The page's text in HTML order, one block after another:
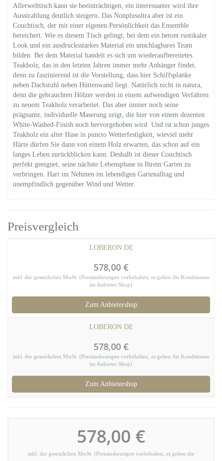
Allerwelttisch kann sie beeinträchtigen, ein interessanter wird ihre
Ausstrahlung deutlich steigern. Das Nonplusultra aber ist ein
Couchtisch, der mit einer eigenen Persönlichkeit das Ensemble
bereichert. Wie es diesem Tisch gelingt, bei dem ein betont rustikaler
Look und ein ausdrucksstarkes Material ein unschlagbares Team
bilden. Bei dem Material handelt es sich um wiederaufbereitetes
Teakholz, das in den letzten Jahren immer mehr Anhänger findet,
denn zu faszinierend ist die Vorstellung, dass hier Schiffsplanke
neben Dachstuhl neben Hüttenwand liegt. Natürlich nicht in natura,
denn die gebrauchten Hölzer werden in einem aufwendigen Verfahren
zu neuem Teakholz verarbeitet. Das aber immer noch seine
prägnante, individuelle Maserung zeigt, die hier von einem dezenten
White-Washed-Finish noch hervorgehoben wird. Und ist schon junges
Teakholz ein alter Hase in puncto Wetterfestigkeit, wieviel mehr
Härte dürfen Sie dann von einem Holz erwarten, das schon auf ein
langes Leben zurückblicken kann. Deshalb ist dieser Couchtisch
perfekt geeignet, seine nächste Lebensphase in Ihrem Garten zu
verbringen. Hart im Nehmen im lebendigen Gartenalltag und
unempfindlich gegenüber Wind und Wetter.
Preisvergleich
LOBERON DE
578,00 €
inkl. der gesetzlichen MwSt. (Preisänderungen vorbehalten, es gelten die Konditionen
im Anbieter-Shop)
Zum Anbietershop
LOBERON DE
578,00 €
inkl. der gesetzlichen MwSt. (Preisänderungen vorbehalten, es gelten die Konditionen
im Anbieter-Shop)
Zum Anbietershop
578,00 €
inkl. der gesetzlichen MwSt. (Preisänderungen vorbehalten, es gelten die